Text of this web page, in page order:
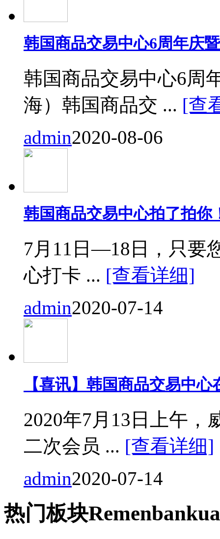
韩国商品交易中心6周年庆
韩国商品交易中心6周
海）韩国商品交 ... [查
admin2020-08-06
韩国商品交易中心拍了拍你
7月11日—18日，只要
心打卡 ... [查看详细]
admin2020-07-14
【喜讯】韩国商品交易中
2020年7月13日上午，
二次会员 ... [查看详细]
admin2020-07-14
热门板块Remen